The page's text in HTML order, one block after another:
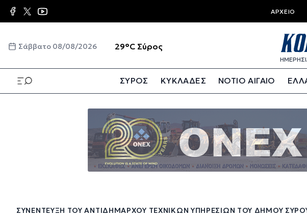
Παράκαμψη
προς
κυρίως
ΑΡΧΕΊΟ
Σάββατο 08/08/2026 29°C Σύρος
ΣΥΡΟΣ ΚΥΚΛΑΔΕΣ ΝΟΤΙΟ ΑΙΓΑΙΟ
ΣΥΝΈΝΤΕΥΞΗ ΤΟΥ ΑΝΤΙΔΗΜΆΡΧΟΥ ΤΕΧΝΙΚΏΝ ΥΠΗΡΕΣΙΏΝ ΤΟΥ ΔΉΜΟΥ